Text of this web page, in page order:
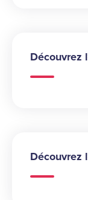
Découvrez
Découvrez